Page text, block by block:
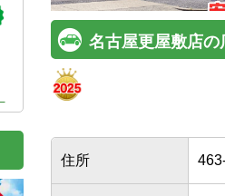
名古屋更屋敷店の
住所